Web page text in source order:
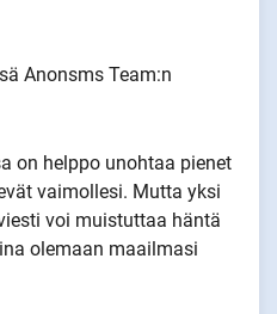
Anonsms Team:n
on helppo unohtaa pienet
vaimollesi. Mutta yksi
voi muistuttaa häntä
olemaan maailmasi